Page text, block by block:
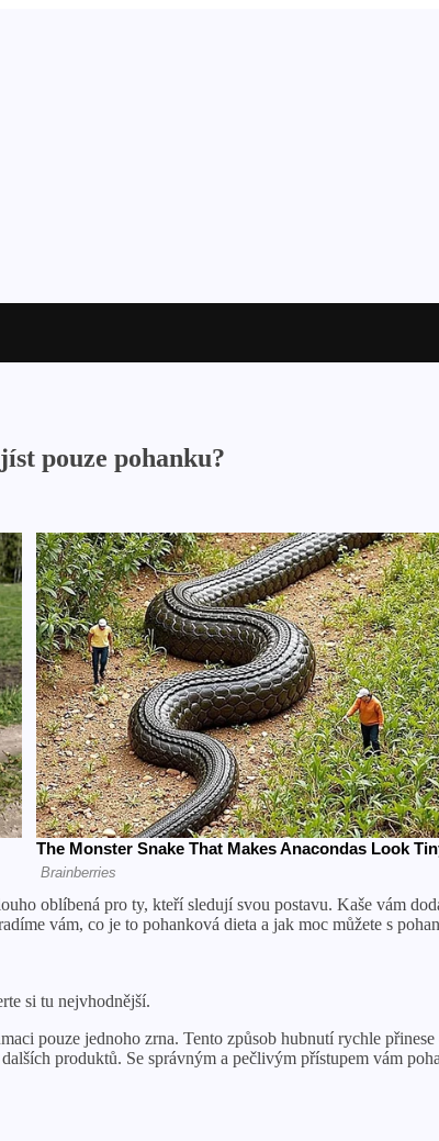
pouze pohanku?
oblíbená pro ty, kteří sledují svou postavu. Kaše vám
vám, co je to pohanková dieta a jak moc můžete s
si tu nejvhodnější.
pouze jednoho zrna. Tento způsob hubnutí rychle
produktů. Se správným a pečlivým přístupem vám